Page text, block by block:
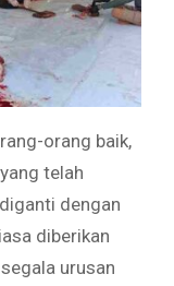
orang baik,
telah
dengan
diberikan
urusan